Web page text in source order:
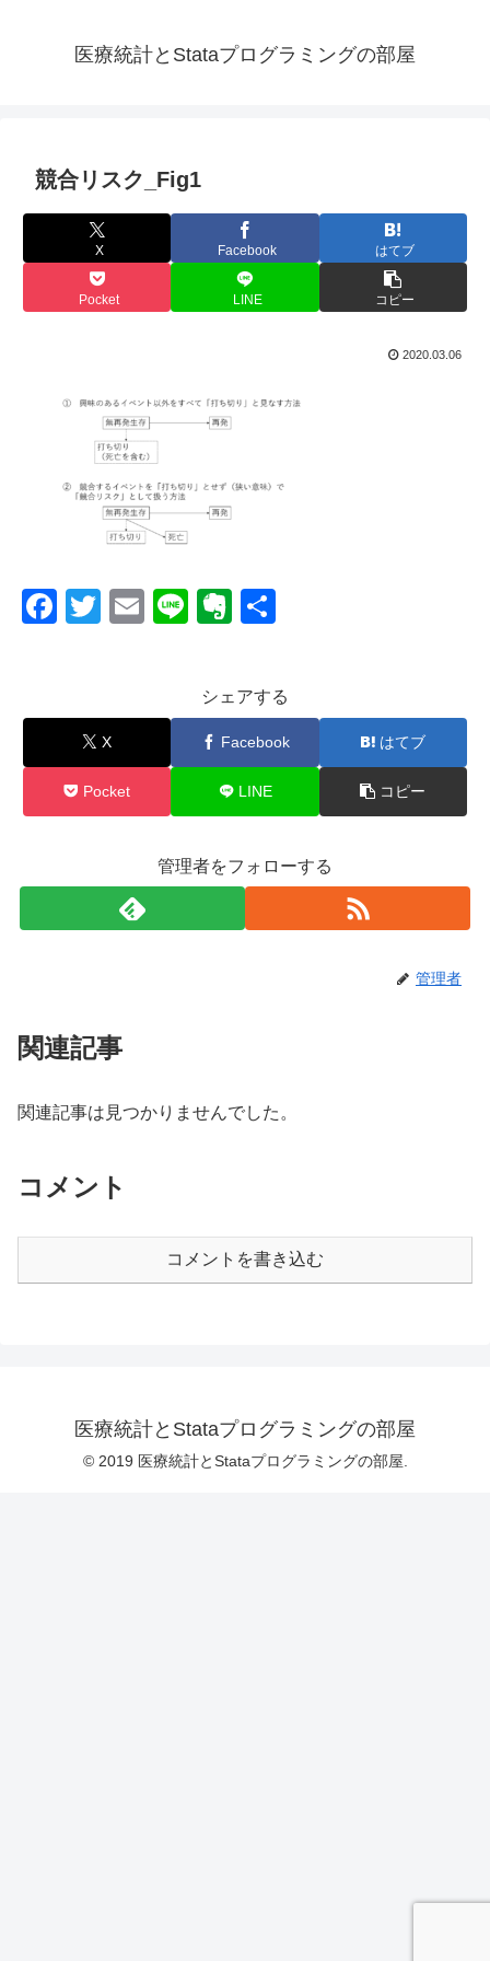
医療統計とStataプログラミングの部屋
競合リスク_Fig1
X Facebook はてブ
Pocket LINE コピー
2020.03.06
F
e
o
o
T
er
E
Li
E
n
ot
e
シェアする
X Facebook はてブ
Pocket LINE コピー
管理者をフォローする
管理者
関連記事
関連記事は見つかりませんでした。
コメント
コメントを書き込む
医療統計とStataプログラミングの部屋
© 2019 医療統計とStataプログラミングの部屋.